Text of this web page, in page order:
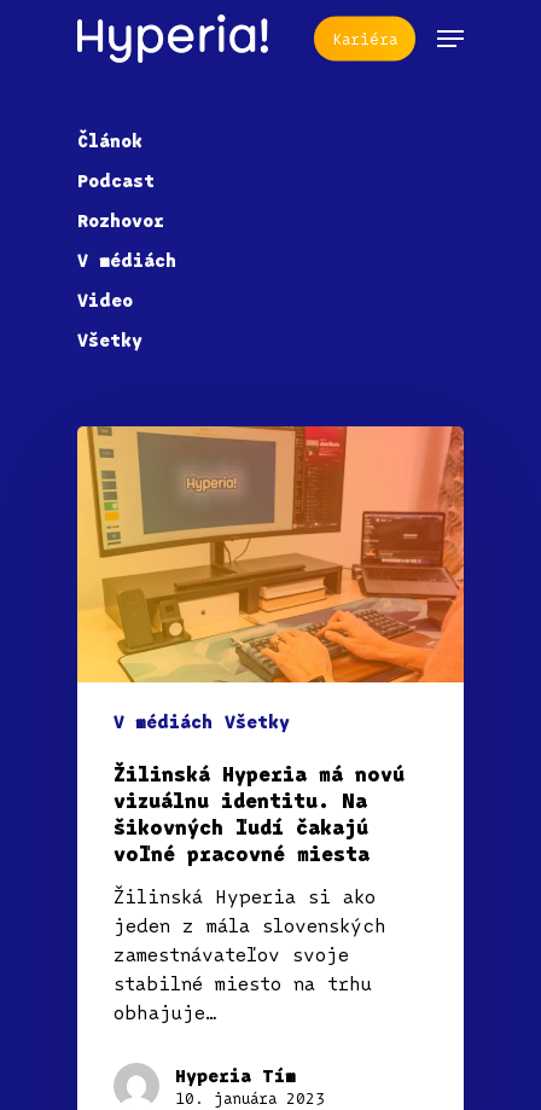
Kariéra Menu
V médiách Všetky
Žilinská Hyperia má novú
vizuálnu identitu. Na
šikovných ľudí čakajú
voľné pracovné miesta
Žilinská Hyperia si ako
jeden z mála slovenských
zamestnávateľov svoje
stabilné miesto na trhu
obhajuje…
Hyperia Tím
10. januára 2023
Článok
Podcast
Rozhovor
V médiách
Video
Všetky